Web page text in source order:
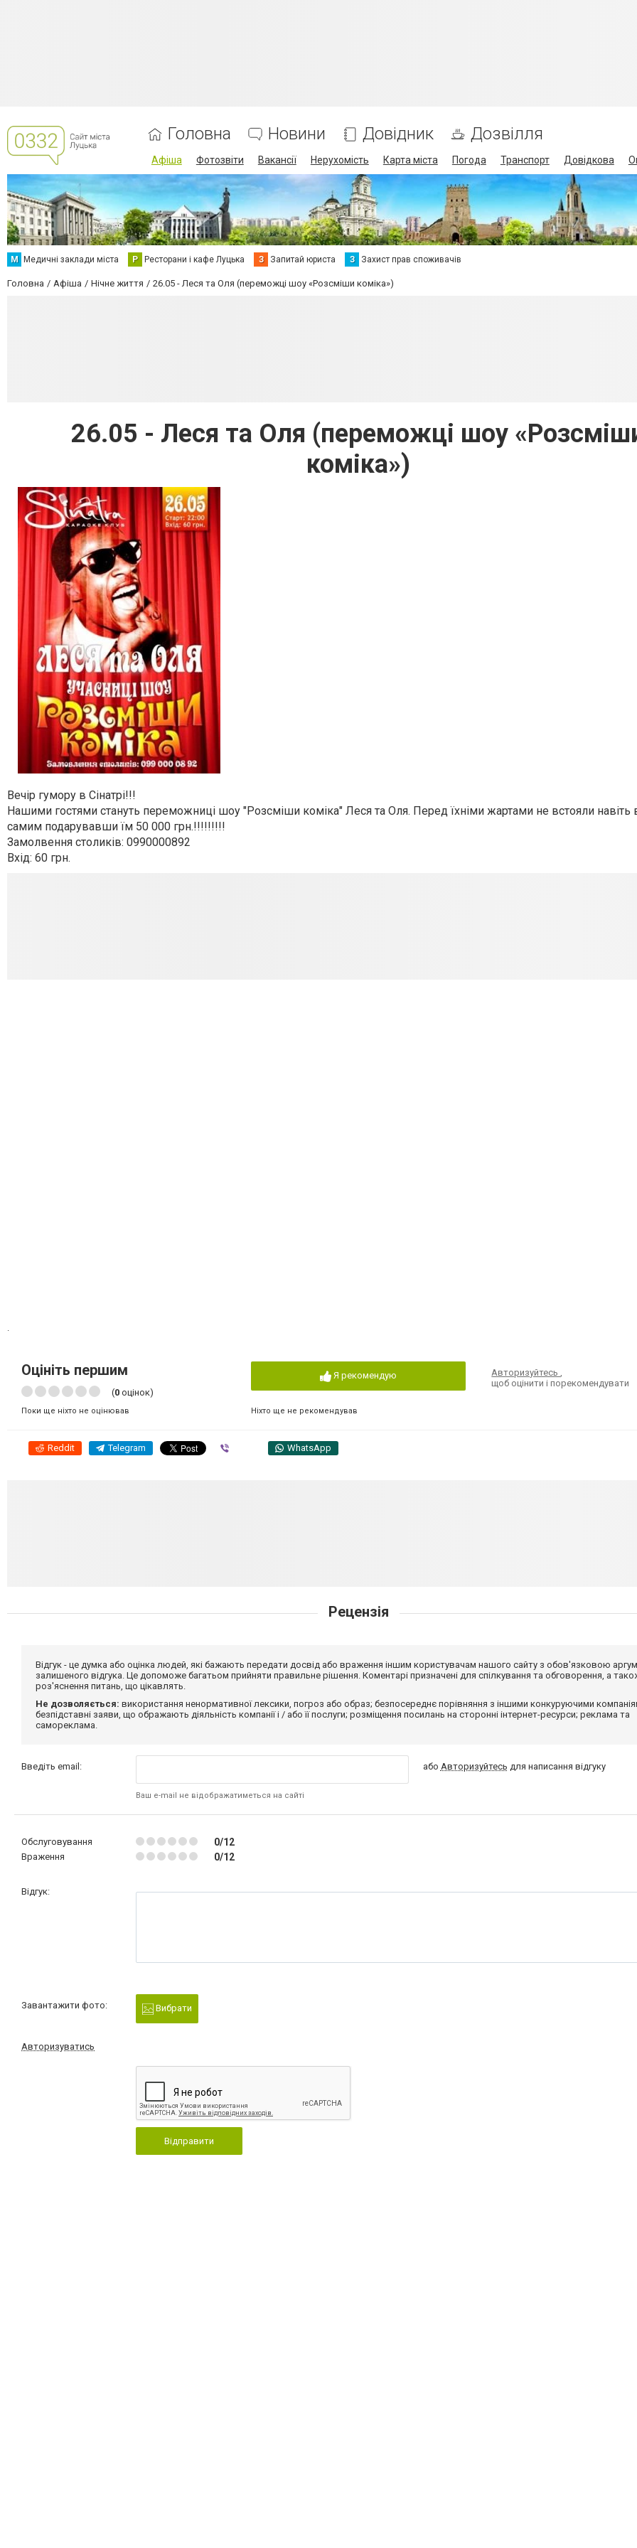
Головна Новини Довідник Дозвілля
Афіша Фотозвіти Вакансії Нерухомість Карта міста Погода Транспорт Довідкова
М Медичні заклади міста Р Ресторани і кафе Луцька З Запитай юриста З Захист прав споживачів
Головна Афіша Нічне життя 26.05 - Леся та Оля (переможці шоу «Розсміши коміка»)
26.05 - Леся та Оля (переможці шоу
коміка»)
Вечір гумору в Сінатрі!!!
Нашими гостями стануть переможниці шоу "Розсміши коміка" Леся та Оля. Перед їхніми жартами не встояли навіть
самим подарувавши їм 50 000 грн.!!!!!!!!!
Замолвення столиків: 0990000892
Вхід: 60 грн.
.
Оцініть першим
(0 оцінок)
Поки ще ніхто не оцінював
Я рекомендую
Ніхто ще не рекомендував
Авторизуйтесь,
щоб оцінити і порекомендувати
Reddit Telegram WhatsApp
Рецензія
Відгук - це думка або оцінка людей, які бажають передати досвід або враження іншим користувачам нашого сайту з обов'язковою
залишеного відгука. Це допоможе багатьом прийняти правильне рішення. Коментарі призначені для спілкування та обговорення, а
роз'яснення питань, що цікавлять.
Не дозволяється: використання ненормативної лексики, погроз або образ; безпосереднє порівняння з іншими конкуруючими
безпідставні заяви, що ображають діяльність компанії і / або її послуги; розміщення посилань на сторонні інтернет-ресурси; реклама та
самореклама.
Введіть email:
Ваш e-mail не відображатиметься на сайті
або Авторизуйтесь для написання відгуку
Обслуговування 0/12
Враження 0/12
Відгук:
Завантажити фото: Вибрати
Авторизуватись
Відправити